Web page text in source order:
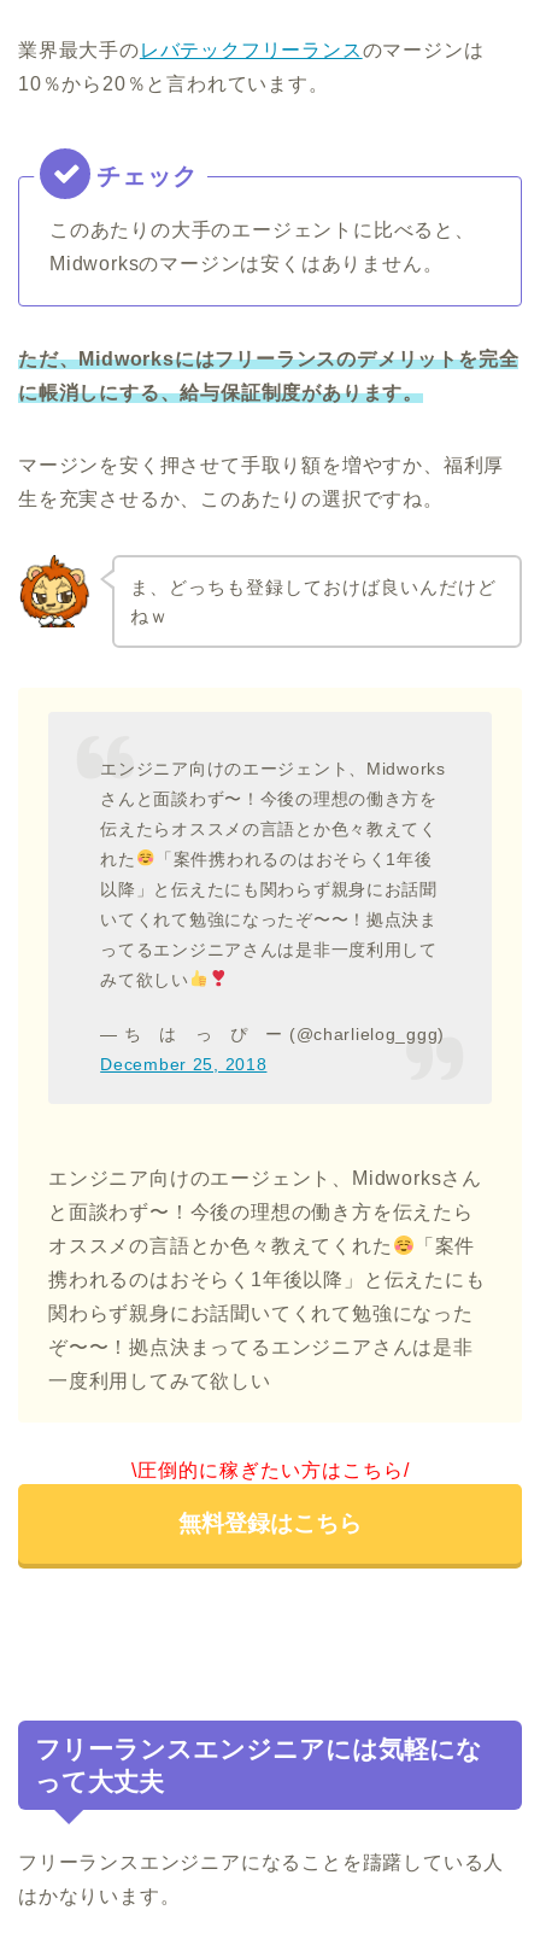
業界最大手のレバテックフリーランスのマージンは
10％から20％と言われています。
このあたりの大手のエージェントに比べると、
Midworksのマージンは安くはありません。
ただ、Midworksにはフリーランスのデメリットを完全
に帳消しにする、給与保証制度があります。
マージンを安く押させて手取り額を増やすか、福利厚
生を充実させるか、このあたりの選択ですね。
ま、どっちも登録しておけば良いんだけど
ねｗ
エンジニア向けのエージェント、Midworks
さんと面談わず〜！今後の理想の働き方を
伝えたらオススメの言語とか色々教えてく
れた
「案件携われるのはおそらく1年後
以降」と伝えたにも関わらず親身にお話聞
いてくれて勉強になったぞ〜〜！拠点決ま
ってるエンジニアさんは是非一度利用して
みて欲しい
— ち は っ ぴ ー (@charlielog_ggg)
December 25, 2018
エンジニア向けのエージェント、Midworksさん
と面談わず〜！今後の理想の働き方を伝えたら
オススメの言語とか色々教えてくれた
「案件
携われるのはおそらく1年後以降」と伝えたにも
関わらず親身にお話聞いてくれて勉強になった
ぞ〜〜！拠点決まってるエンジニアさんは是非
一度利用してみて欲しい
\圧倒的に稼ぎたい方はこちら/
無料登録はこちら
フリーランスエンジニアには気軽にな
って大丈夫
フリーランスエンジニアになることを躊躇している人
はかなりいます。